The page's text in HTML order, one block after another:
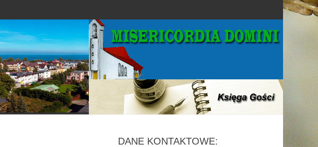
Gazetka Parafialna
DANE KONTAKTOWE: